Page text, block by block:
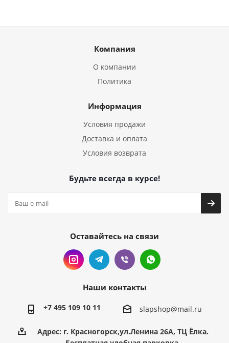
Компания
О компании
Политика
Информация
Условия продажи
Доставка и оплата
Условия возврата
Будьте всегда в курсе!
Оставайтесь на связи
Наши контакты
+7 495 109 10 11 slapshop@mail.ru
Адрес: г. Красногорск,ул.Ленина 26А, ТЦ Ёлка.